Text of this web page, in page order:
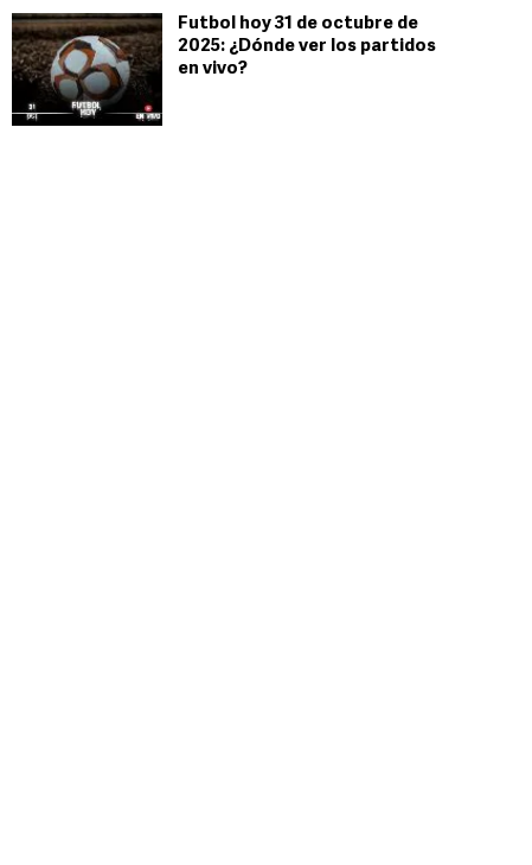
Futbol hoy 31 de octubre de
2025: ¿Dónde ver los partidos
en vivo?